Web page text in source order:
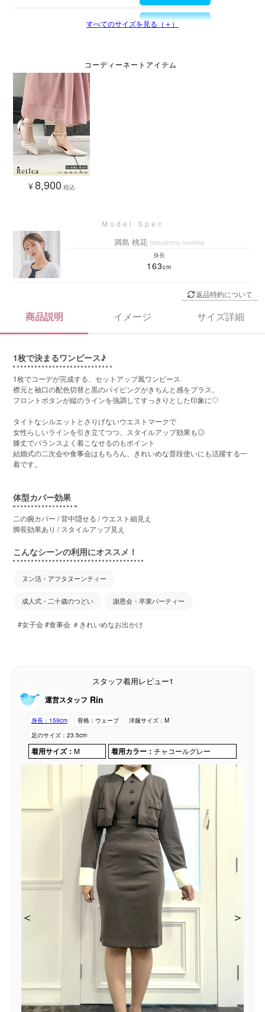
すべてのサイズを見る（＋）
¥8,900 税込
満島 桃花 mitsushima momoka
身長
163
返品特約について
商品説明 イメージ サイズ詳細
1枚で決まるワンピース♪
1枚でコーデが完成する、セットアップ風ワンピース
襟元と袖口の配色切替と黒のパイピングがきちんと感をプラス。
フロントボタンが縦のラインを強調してすっきりとした印象に♡
タイトなシルエットとさりげないウエストマークで
女性らしいラインを引き立てつつ、スタイルアップ効果も◎
膝丈でバランスよく着こなせるのもポイント
結婚式の二次会や食事会はもちろん、きれいめな普段使いにも活躍する一
着です。
体型カバー効果
二の腕カバー / 背中隠せる / ウエスト細見え
脚長効果あり / スタイルアップ見え
こんなシーンの利用にオススメ！
ヌン活・アフタヌーンティー
成人式・二十歳のつどい 謝恩会・卒業パーティー
#女子会 #食事会 ＃きれいめなお出かけ
スタッフ着用レビュー1
運営スタッフ Rin
身長： 159cm 骨格： ウェーブ 洋服サイズ： M
足のサイズ： 23.5cm
着用サイズ： M 着用カラー： チャコールグレー
＜ ＞
＜ ＞
＜ ＞